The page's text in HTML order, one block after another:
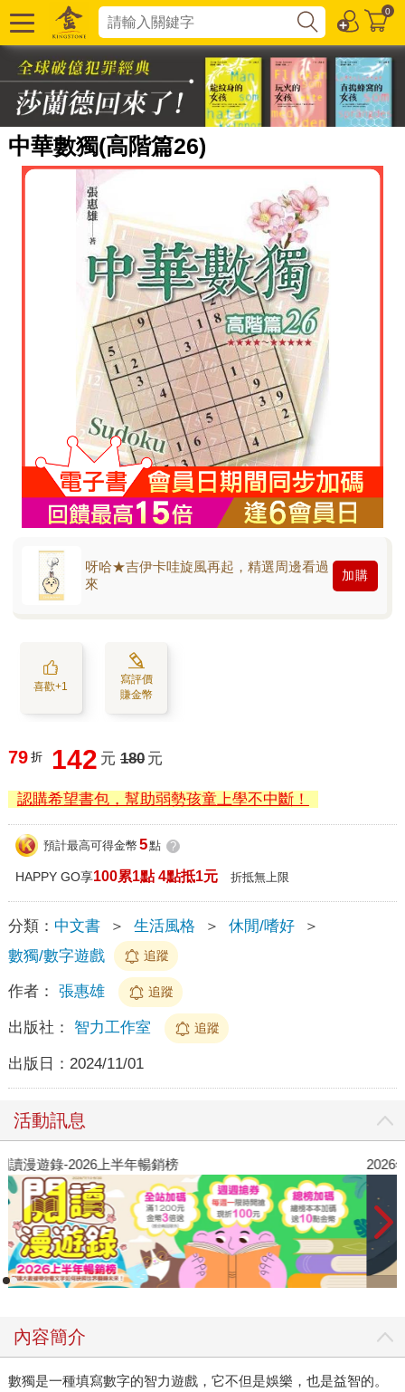
0
中華數獨(高階篇26)
呀哈★吉伊卡哇旋風再起，精選周邊看過
來
加購
喜歡+1
寫評價
賺金幣
79 折 142 元 180 元
認購希望書包，幫助弱勢孩童上學不中斷！
預計最高可得金幣 5點 ?
HAPPY GO享100累1點 4點抵1元 折抵無上限
分類： 中文書 ＞ 生活風格 ＞ 休閒/嗜好
＞
數獨/數字遊戲
追蹤
作者： 張惠雄 追蹤
出版社： 智力工作室 追蹤
出版日： 2024/11/01
活動訊息
閱讀漫遊錄-2026上半年暢銷榜
內容簡介
數獨是一種填寫數字的智力遊戲，它不但是娛樂，也是益智的。